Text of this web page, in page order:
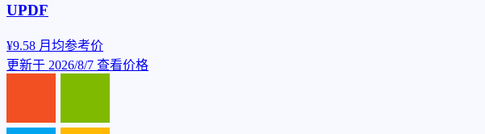
UPDF
¥9.58 月均参考价
更新于 2026/8/7 查看价格